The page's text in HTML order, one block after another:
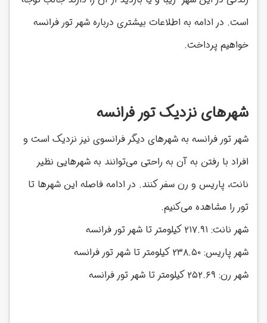
است. در ادامه به اطلاعات بیشتری درباره شهر تور فرانسه
خواهیم پرداخت.
شهرهای نزدیک تور فرانسه
شهر تور فرانسه به شهرهای دیگر فرانسوی نیز نزدیک است و
افراد با رفتن به آن به راحتی می‌توانند به شهرهایی نظیر
نانت، پاریس و رن سفر کنند. در ادامه فاصله این شهرها تا
تور را مشاهده می‌کنیم.
شهر نانت: ۲۱۷.۹۱ کیلومتر تا شهر تور فرانسه
شهر پاریس: ۲۳۸.۵۰ کیلومتر تا شهر تور فرانسه
شهر رن: ۲۵۲.۶۹ کیلومتر تا شهر تور فرانسه